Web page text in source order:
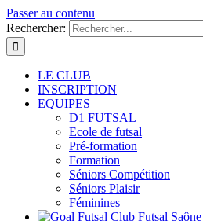
Passer au contenu
Rechercher:
LE CLUB
INSCRIPTION
EQUIPES
D1 FUTSAL
Ecole de futsal
Pré-formation
Formation
Séniors Compétition
Séniors Plaisir
Féminines